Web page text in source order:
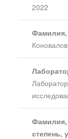
2022
Фамилия,
Фамилия,
степень,